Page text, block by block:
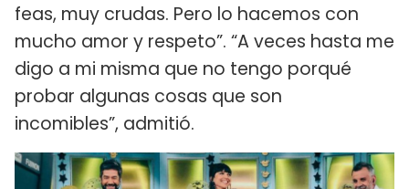
feas, muy crudas. Pero lo hacemos con
mucho amor y respeto”. “A veces hasta me
digo a mi misma que no tengo porqué
probar algunas cosas que son
incomibles”, admitió.